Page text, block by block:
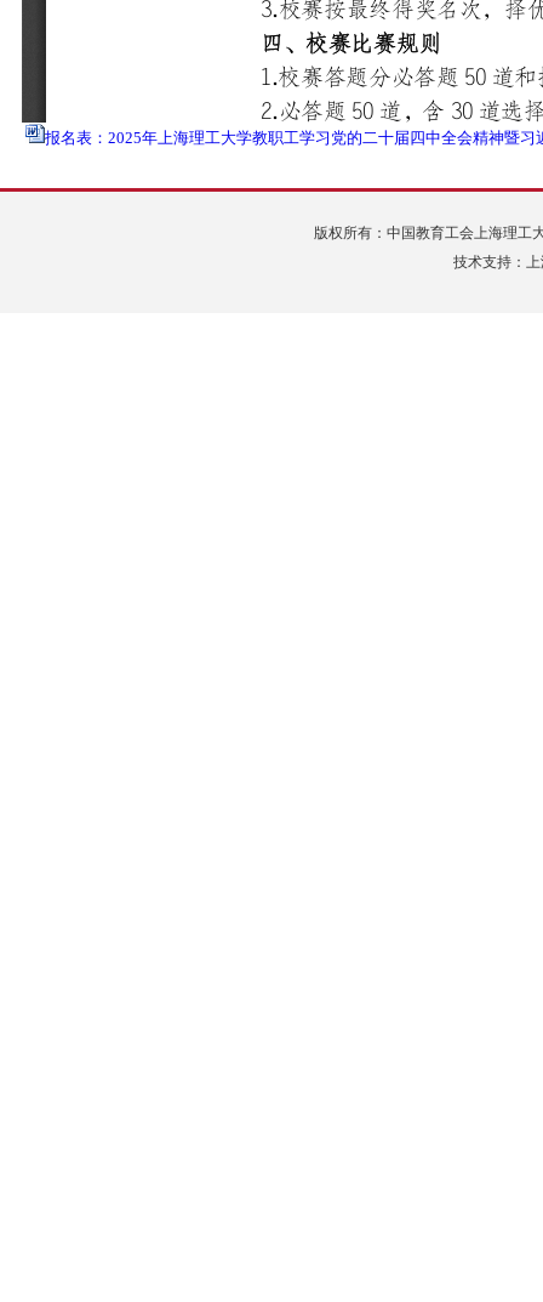
报名表：2025年上海理工大学教职工学习党的二十届四中全会精神暨习
版权所有：中国教育工会上海理工
技术支持：